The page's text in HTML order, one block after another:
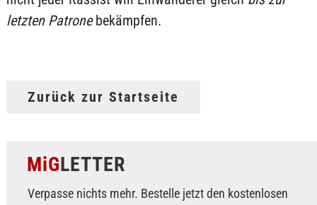
letzten Patronebekämpfen.
Zurück zur Startseite
MiGLETTER
Verpasse nichts mehr. Bestelle jetzt den kostenlosen